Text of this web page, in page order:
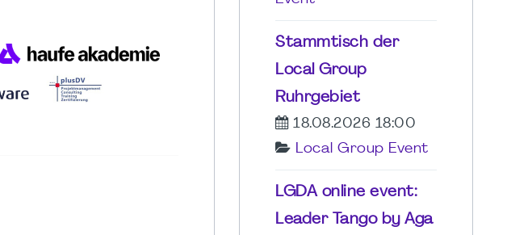
Stammtisch der
Local Group
Ruhrgebiet
18.08.2026 18:00
Local Group Event
LGDA online event:
Leader Tango by Aga